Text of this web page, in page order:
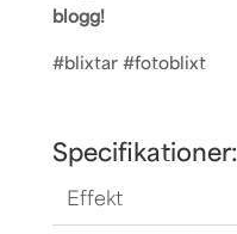
blogg!
#blixtar #fotoblixt
Specifikationer:
Effekt